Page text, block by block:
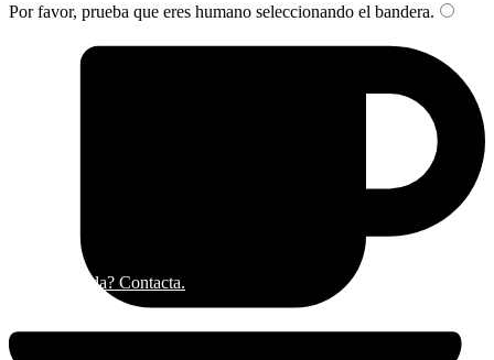
Por favor, prueba que eres humano seleccionando el bandera.
¿Alguna duda? Contacta.